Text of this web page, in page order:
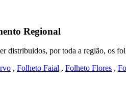
Regional
distribuidos, por toda a região, os
, Folheto Faial , Folheto Flores ,